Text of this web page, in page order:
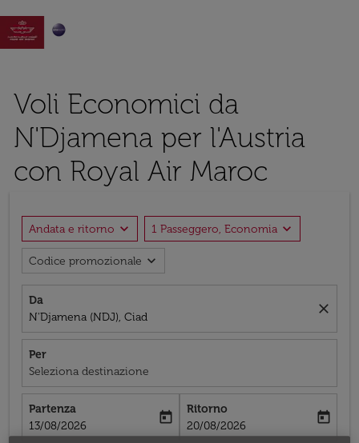

Voli Economici da
N'Djamena per l'Austria
con Royal Air Maroc
Andata e ritorno expand_more 1 Passeggero, Economia expand_more
Codice promozionale expand_more
Da
N'Djamena (NDJ), Ciad
close
Per
Seleziona destinazione
Partenza
fc-booking-departure-date-aria-label
13/08/2026
today
Ritorno
fc-booking-return-date-aria-label
20/08/2026
today